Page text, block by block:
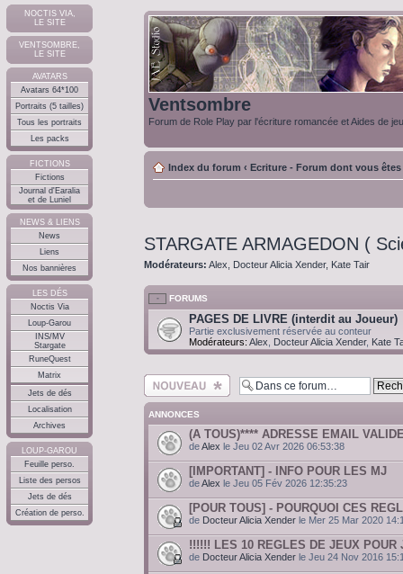
NOCTIS VIA,
LE SITE
VENTSOMBRE,
LE SITE
AVATARS
Avatars 64*100
Portraits (5 tailles)
Tous les portraits
Les packs
FICTIONS
Fictions
Journal d'Earalia
et de Luniel
NEWS & LIENS
News
Liens
Nos bannières
LES DÉS
Noctis Via
Loup-Garou
INS/MV
Stargate
RuneQuest
Matrix
Jets de dés
Localisation
Archives
LOUP-GAROU
Feuille perso.
Liste des persos
Jets de dés
Création de perso.
Ventsombre
Forum de Role Play par l'écriture romancée et Aides de
Index du forum ‹ Ecriture - Forum dont vous êtes
STARGATE ARMAGEDON (
Modérateurs: Alex Docteur Alicia Xender, Kate Tair
FORUMS
PAGES DE LIVRE (interdit au Joueur)
Partie exclusivement réservée au conteur
Modérateurs: Alex Docteur Alicia Xender, Kate
Ecrire un nouveau
sujet
ANNONCES
(A TOUS)**** ADRESSE EMAIL
deAlex le Jeu 02 Avr 2026 06:53:38
[IMPORTANT] - INFO POUR LES MJ
deAlex le Jeu 05 Fév 2026 12:35:23
[POUR TOUS] - POURQUOI CES
de Docteur Alicia Xender le Mer 25 Mar 2020
!!!!!! LES 10 REGLES DE JEUX POUR
de Docteur Alicia Xender le Jeu 24 Nov 2016